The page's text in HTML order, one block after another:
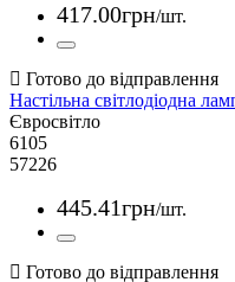
417.00грн/шт.
Настільна світлодіодна
Євросвітло
6105
57226
445.41грн/шт.